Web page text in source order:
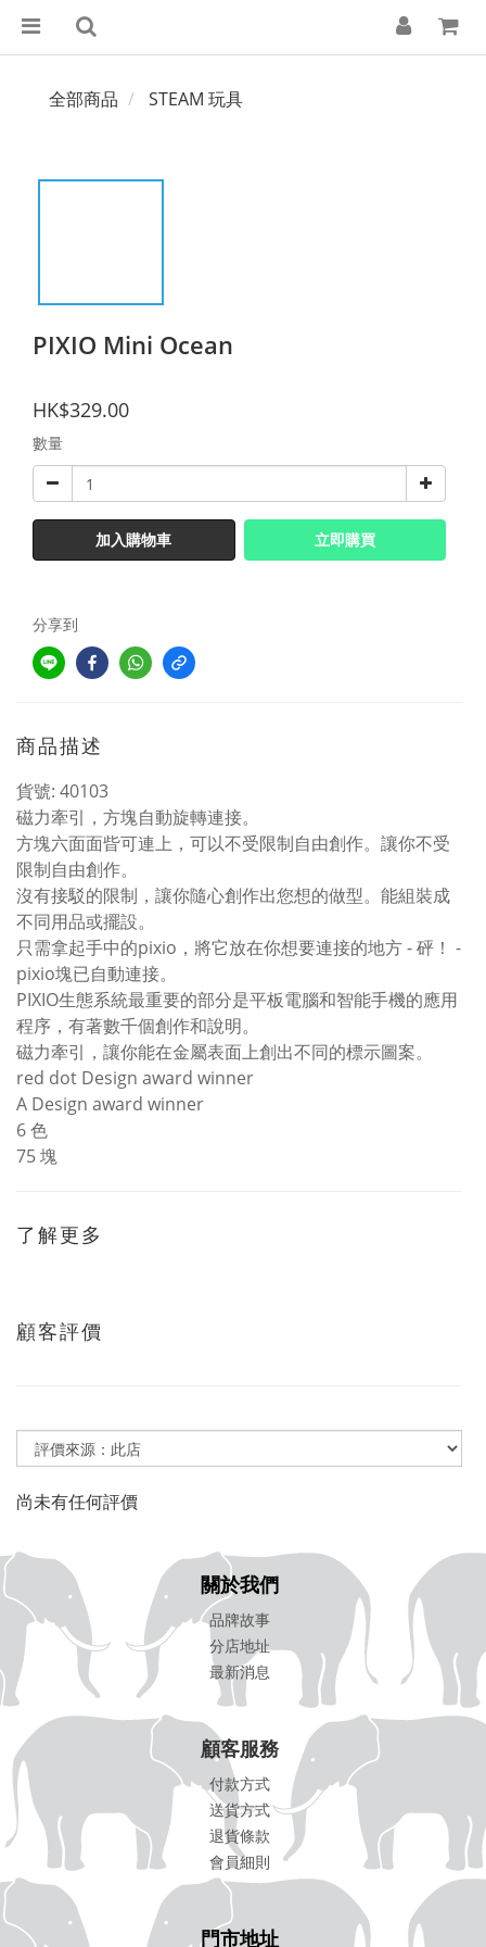
全部商品 STEAM 玩具
PIXIO Mini Ocean
HK$329.00
數量
加入購物車 立即購買
分享到
商品描述
貨號: 40103
磁力牽引，方塊自動旋轉連接。
方塊六⾯面㫮可連上，可以不受限制自由創作。讓你不受
限制自由創作。
沒有接駁的限制，讓你隨心創作出您想的做型。能組裝成
不同用品或擺設。
只需拿起手中的pixio，將它放在你想要連接的地方 - 砰！ -
pixio塊已自動連接。
PIXIO生態系統最重要的部分是平板電腦和智能手機的應用
程序，有著數千個創作和說明。
磁力牽引，讓你能在金屬表面上創出不同的標示圖案。
red dot Design award winner
A Design award winner
6 色
75 塊
了解更多
顧客評價
尚未有任何評價
關於我們
品牌故事
分店地址
最新消息
顧客服務
付款方式
送貨方式
退貨條款
會員細則
門市地址